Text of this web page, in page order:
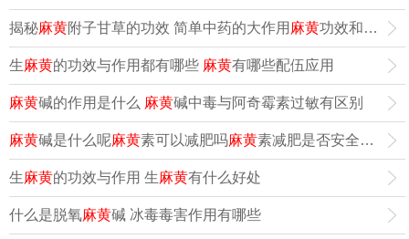
揭秘麻黄附子甘草的功效 简单中药的大作用 麻黄功效和作用关于附子的基本知识
生麻黄的功效与作用都有哪些 麻黄有哪些配伍应用
麻黄碱的作用是什么 麻黄碱中毒与阿奇霉素过敏有区别
麻黄碱是什么呢麻黄素可以减肥吗麻黄素减肥是否安全正确的减肥食谱
生麻黄的功效与作用 生麻黄有什么好处
什么是脱氧麻黄碱 冰毒毒害作用有哪些